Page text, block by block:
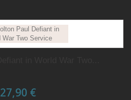
27,90 €